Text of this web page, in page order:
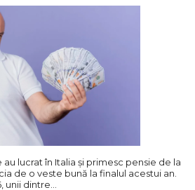
lucrat în Italia și primesc pensie de la
de o veste bună la finalul acestui an.
unii dintre…